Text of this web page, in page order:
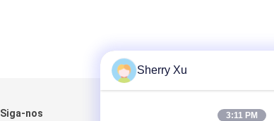
Siga-nos Envie-nos
Sherry Xu
3:11 PM